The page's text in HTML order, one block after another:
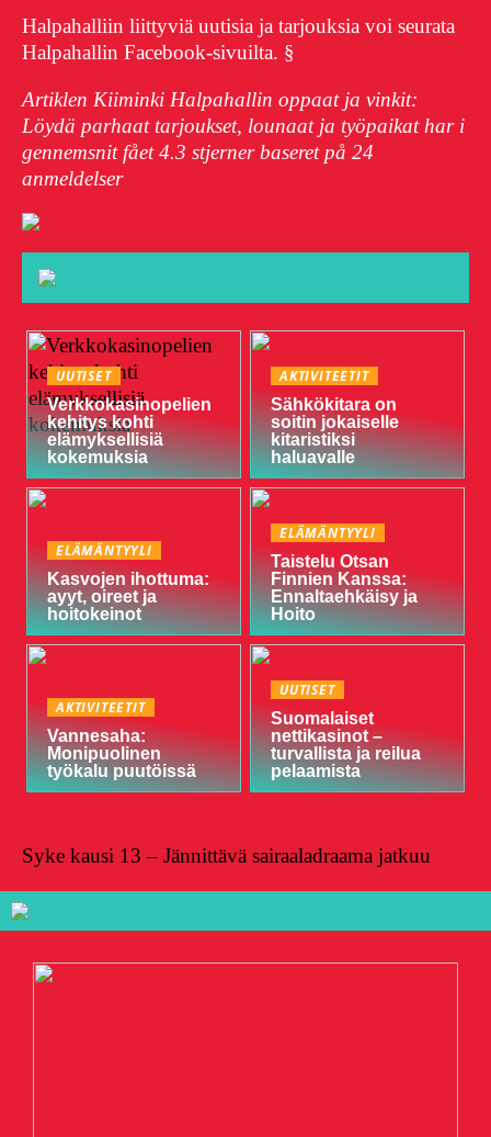
Halpahalliin liittyviä uutisia ja tarjouksia voi seurata
Halpahallin Facebook-sivuilta. §
Artiklen Kiiminki Halpahallin oppaat ja vinkit:
Löydä parhaat tarjoukset, lounaat ja työpaikat har i
gennemsnit fået4.3 stjerner baseret på 24
anmeldelser
UUTISET
Verkkokasinopelien
kehitys kohti
elämyksellisiä
kokemuksia
AKTIVITEETIT
Sähkökitara on
soitin jokaiselle
kitaristiksi
haluavalle
ELÄMÄNTYYLI
Kasvojen ihottuma:
ayyt, oireet ja
hoitokeinot
ELÄMÄNTYYLI
Taistelu Otsan
Finnien Kanssa:
Ennaltaehkäisy ja
Hoito
AKTIVITEETIT
Vannesaha:
Monipuolinen
työkalu puutöissä
UUTISET
Suomalaiset
nettikasinot –
turvallista ja reilua
pelaamista
Syke kausi 13 – Jännittävä sairaaladraama jatkuu